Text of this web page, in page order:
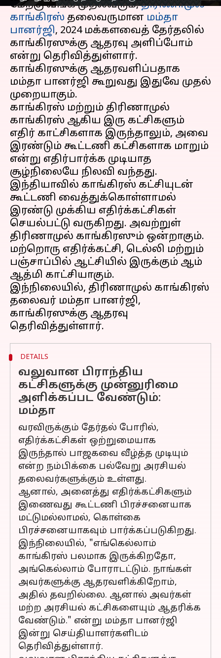
மேற்கு வங்க முதல்வரும்,திரிணாமுல்
காங்கிரஸ் தலைவருமான மம்தா
பானர்ஜி, 2024 மக்களவைத் தேர்தலில்
காங்கிரஸுக்கு ஆதரவு அளிப்போம்
என்று தெரிவித்துள்ளார்.
காங்கிரஸுக்கு ஆதரவளிப்பதாக
மம்தா பானர்ஜி கூறுவது இதுவே முதல்
முறையாகும்.
காங்கிரஸ் மற்றும் திரிணாமுல்
காங்கிரஸ் ஆகிய இரு கட்சிகளும்
எதிர் காட்சிகளாக இருந்தாலும், அவை
இரண்டும் கூட்டணி கட்சிகளாக மாறும்
என்று எதிர்பார்க்க முடியாத
சூழ்நிலையே நிலவி வந்தது.
இந்தியாவில் காங்கிரஸ் கட்சியுடன்
கூட்டணி வைத்துக்கொள்ளாமல்
இரண்டு முக்கிய எதிர்க்கட்சிகள்
செயல்பட்டு வருகிறது. அவற்றுள்
திரிணாமுல் காங்கிரஸும் ஒன்றாகும்.
மற்றொரு எதிர்க்கட்சி, டெல்லி மற்றும்
பஞ்சாப்பில் ஆட்சியில் இருக்கும் ஆம்
ஆத்மி காட்சியாகும்.
இந்நிலையில், திரிணாமுல் காங்கிரஸ்
தலைவர் மம்தா பானர்ஜி,
காங்கிரஸுக்கு ஆதரவு
DETAILS
வலுவான பிராந்திய
கட்சிகளுக்கு முன்னுரிமை
அளிக்கப்பட வேண்டும்:
மம்தா
வரவிருக்கும் தேர்தல் போரில்,
எதிர்க்கட்சிகள் ஒற்றுமையாக
இருந்தால் பாஜகவை வீழ்த்த முடியும்
என்ற நம்பிக்கை பல்வேறு அரசியல்
தலைவர்களுக்கும் உள்ளது.
ஆனால், அனைத்து எதிர்க்கட்சிகளும்
இணைவது கூட்டணி பிரச்சனையாக
மட்டுமல்லாமல், கொள்கை
பிரச்சனையாகவும் பார்க்கப்படுகிறது.
இந்நிலையில், "எங்கெல்லாம்
காங்கிரஸ் பலமாக இருக்கிறதோ,
அங்கெல்லாம் போராடட்டும். நாங்கள்
அவர்களுக்கு ஆதரவளிக்கிறோம்,
அதில் தவறில்லை. ஆனால் அவர்கள்
மற்ற அரசியல் கட்சிகளையும் ஆதரிக்க
வேண்டும்." என்று மம்தா பானர்ஜி
இன்று செய்தியாளர்களிடம்
தெரிவித்துள்ளார்.